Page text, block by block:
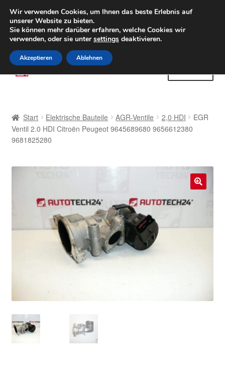
LIEFERUNG ab 6 EUR
Weltweiter Versand
(800) 500 564Mo-Fr 9-16 Uhr
Zur
Navigation
Zum
Inhalt
AGB
Beschwerdeordnung
Datenschutz-Bestimmungen
Impressum
Lieferung
Mein Konto
Start Elektrische Bauteile AGR-Ventile 2,0 HDI
EGR
Ventil 2.0 HDI Citroën Peugeot 9645689680 9656612380
9681825280
Wir verwenden Cookies, um Ihnen das beste Erlebnis auf
unserer Website zu bieten.
Sie können mehr darüber erfahren, welche Cookies wir
verwenden, oder sie untersettings deaktivieren.
Akzeptieren Ablehnen